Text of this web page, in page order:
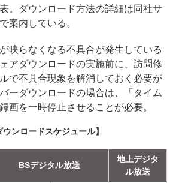
。ダウンロード方法の詳細は同社サ
案内している。
映らなくなる不具合が発生している
アダウンロードの実施前に、訪問修
で不具合現象を解消しておく必要が
ーダウンロードの場合は、「タイム
画を一時停止させることが必要。
ウンロードスケジュール】
BSデジタル放送
地上デジタ
ル放送